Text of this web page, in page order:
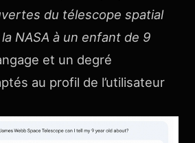
du télescope spatial
NASA à un enfant de 9
et un degré
au profil de l’utilisateur